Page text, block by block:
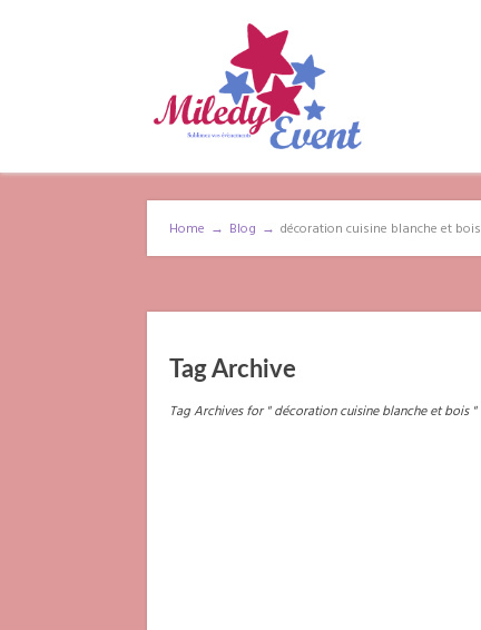
Home → Blog → décoration cuisine blanche et bois
Tag Archive
Tag Archives for " décoration cuisine blanche et bois "